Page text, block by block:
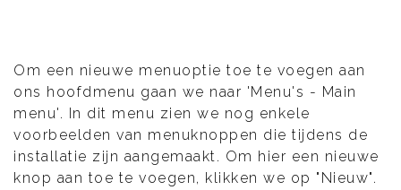
Om een nieuwe menuoptie toe te voegen aan
ons hoofdmenu gaan we naar 'Menu's - Main
menu'. In dit menu zien we nog enkele
voorbeelden van menuknoppen die tijdens de
installatie zijn aangemaakt. Om hier een nieuwe
knop aan toe te voegen, klikken we op "Nieuw".